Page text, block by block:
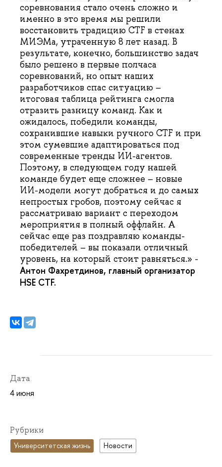
соревнования стало очень сложно и
именно в это время мы решили
восстановить традицию CTF в стенах
МИЭМа, утраченную 8 лет назад. В
результате, конечно, большинство задач
было решено в первые полчаса
соревнований, но опыт наших
разработчиков спас ситуацию –
итоговая таблица рейтинга смогла
отразить разницу команд. Как и
ожидалось, победили команды,
сохранившие навыки ручного CTF и при
этом сумевшие адаптироваться под
современные тренды ИИ-агентов.
Поэтому, в следующем году нашей
команде будет еще сложнее – новые
ИИ-модели могут добраться и до самых
непростых гробов, поэтому сейчас я
рассматриваю вариант с переходом
мероприятия в полный оффлайн. А
сейчас еще раз поздравляю команды-
победителей – вы показали отличный
уровень, на который стоит равняться.» -
Антон Фахретдинов, главный организатор
HSE CTF.
Дата
4 июня
Рубрики
Университетская жизнь Новости